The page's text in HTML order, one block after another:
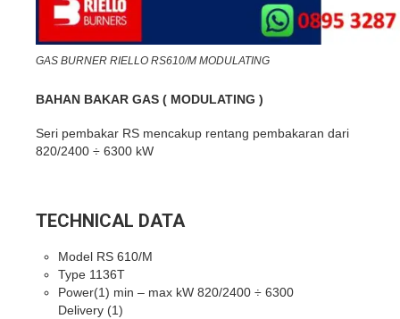
GAS BURNER RIELLO RS610/M MODULATING
BAHAN BAKAR GAS ( MODULATING )
Seri pembakar RS mencakup rentang pembakaran dari
820/2400 ÷ 6300 kW
TECHNICAL DATA
Model RS 610/M
Type 1136T
Power(1) min – max kW 820/2400 ÷ 6300
Delivery (1)